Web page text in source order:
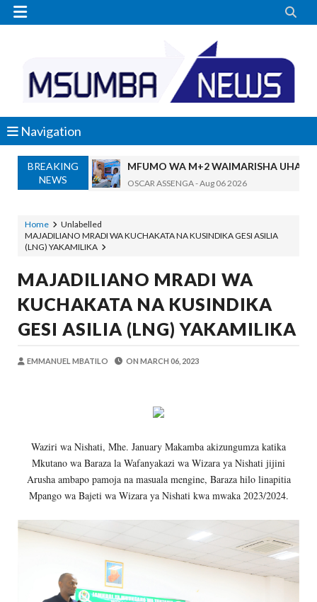
 
Navigation
BREAKING
NEWS
MFUMO WA M+2 WAIMARISHA
OSCAR ASSENGA-Aug 06 2026
Alex Sonna
SERIKALI YASISITIZA USHINDANI WA HAKI
SERIKALI INATAMBUA MCHANGO WA
OSCAR ASSENGA -Aug 06 2026
RAIS SAMIA, MUSEVEN WASHUHUDIA
OSCAR ASSENGA-Aug 06 2026
Alex Sonna-Aug 06 2026
Maisha Yangu Yalikuwa Kwenye Giza
MWANRI APOKELEWA MAKAO
OSCAR ASSENGA-Aug 06 2026
PINDA APONGEZA TVLA KWA
OSCAR ASSENGA-Aug 06 2026
Home
Unlabelled
MAJADILIANO MRADI WA KUCHAKATA NA KUSINDIKA GESI ASILIA
(LNG) YAKAMILIKA
MAJADILIANO MRADI WA
KUCHAKATA NA KUSINDIKA
GESI ASILIA (LNG) YAKAMILIKA
EMMANUEL MBATILO ON MARCH 06, 2023
Waziri wa Nishati, Mhe. January Makamba akizungumza katika
Mkutano wa Baraza la Wafanyakazi wa Wizara ya Nishati jijini
Arusha ambapo pamoja na masuala mengine, Baraza hilo linapitia
Mpango wa Bajeti wa Wizara ya Nishati kwa mwaka 2023/2024.